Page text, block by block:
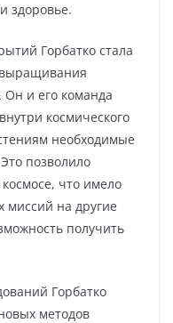
здоровье.
Горбатко стала
выращивания
Он и его команда
космического
необходимые
позволило
что имело
миссий на другие
получить
Горбатко
методов